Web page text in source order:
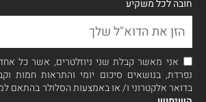
חובה לכל משקיע
אני מאשר קבלת שני ניוזלטרים, אשר כל
נפרדת, בנושאים סיכום יומי והתראות חמות
בדואר אלקטרוני ו/ או באמצעות הסלולר בהתאם